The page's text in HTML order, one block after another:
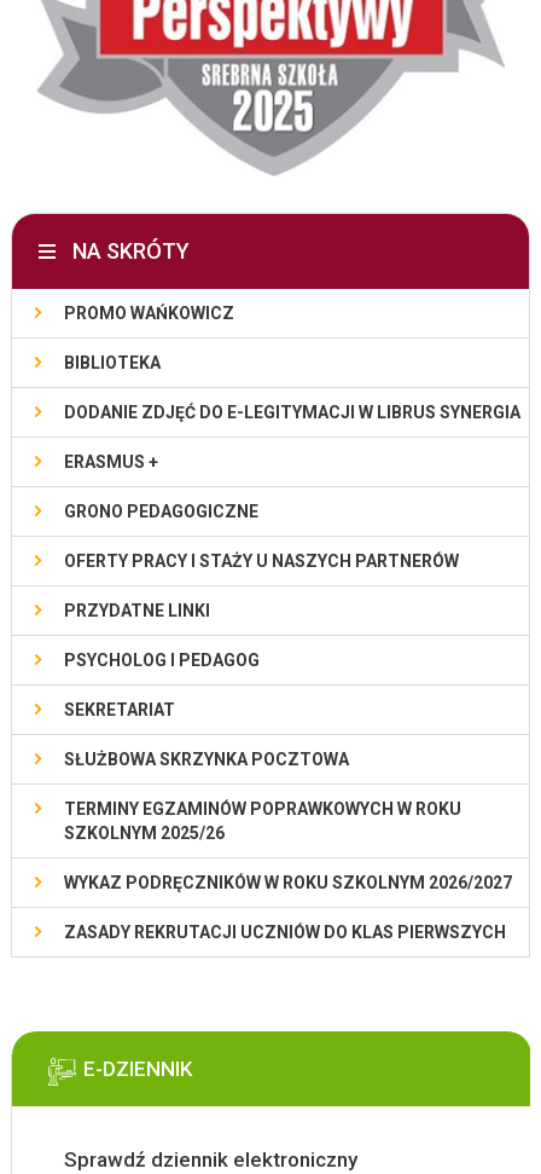
NA SKRÓTY
PROMO WAŃKOWICZ
BIBLIOTEKA
DODANIE ZDJĘĆ DO E-LEGITYMACJI W LIBRUS SYNERGIA
ERASMUS +
GRONO PEDAGOGICZNE
OFERTY PRACY I STAŻY U NASZYCH PARTNERÓW
PRZYDATNE LINKI
PSYCHOLOG I PEDAGOG
SEKRETARIAT
SŁUŻBOWA SKRZYNKA POCZTOWA
TERMINY EGZAMINÓW POPRAWKOWYCH W ROKU
SZKOLNYM 2025/26
WYKAZ PODRĘCZNIKÓW W ROKU SZKOLNYM 2026/2027
ZASADY REKRUTACJI UCZNIÓW DO KLAS PIERWSZYCH
E-DZIENNIK
Sprawdź dziennik elektroniczny